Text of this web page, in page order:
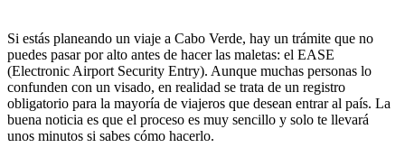
Si estás planeando un viaje a Cabo Verde, hay un trámite que no
puedes pasar por alto antes de hacer las maletas: el EASE
(Electronic Airport Security Entry). Aunque muchas personas lo
confunden con un visado, en realidad se trata de un registro
obligatorio para la mayoría de viajeros que desean entrar al país. La
buena noticia es que el proceso es muy sencillo y solo te llevará
unos minutos si sabes cómo hacerlo.